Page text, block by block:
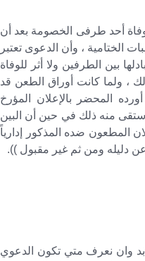
أحد طرفى الخصومة بعد أن
الختامية ، وأن الدعوى تعتبر
بين الطرفين ولا أثر للوفاة
، ولما كانت أوراق الطعن قد
المحضر بالإعلان المؤرخ
استقى منه ذلك في حين أن البين
بالإعلان أثبت إعلان المطعون ضده المذكور إدارياً
دليله ومن ثم غير مقبول )).
وان نعرف متي تكون الدعوي